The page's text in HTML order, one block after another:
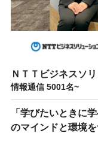
ＮＴＴビジネスソ
情報通信 5001名~
「学びたいときに
のマインドと環境